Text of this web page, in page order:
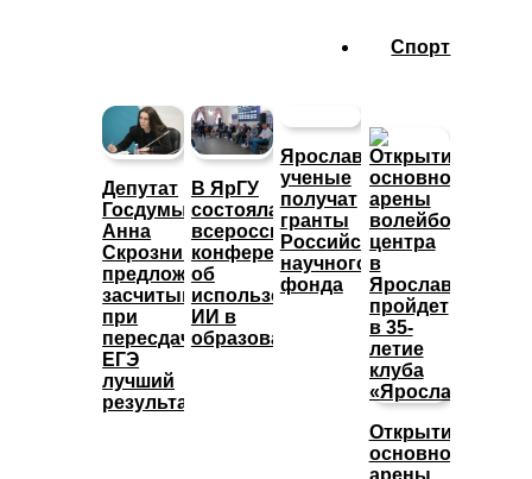
Депутат
Госдумы
Анна
Скрозникова
предложила
засчитывать
при
пересдаче
ЕГЭ
лучший
результат
В ЯрГУ
состоялась
всероссийская
конференция
об
использовании
ИИ в
образовании
Ярославские
ученые
получат
гранты
Российского
научного
фонда
Спорт
Открытие
основной
арены